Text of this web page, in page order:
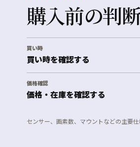
購入前の判
買い時
買い時を確認する
価格確認
価格・在庫を確認する
センサー、画素数、マウントなどの主要